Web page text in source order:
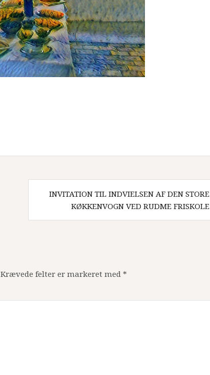
INVITATION TIL INDVIELSEN AF DEN STORE
KØKKENVOGN VED RUDME FRISKOLE
Krævede felter er markeret med *